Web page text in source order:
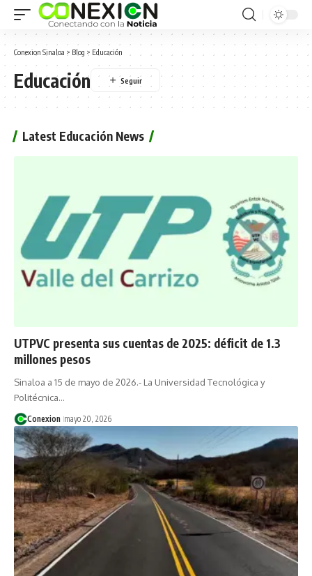
Conexion Sinaloa > Blog > Educación
Educación
Latest Educación News
UTPVC presenta sus cuentas de 2025: déficit de 1.3
millones pesos
Sinaloa a 15 de mayo de 2026.- La Universidad Tecnológica y
Politécnica…
Conexion mayo 20, 2026